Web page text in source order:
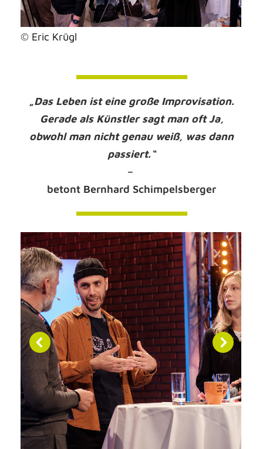
© Eric Krügl
„Das Leben ist eine große Improvisation.
Gerade als Künstler sagt man oft Ja,
obwohl man nicht genau weiß, was dann
passiert.“
–
betont Bernhard Schimpelsberger